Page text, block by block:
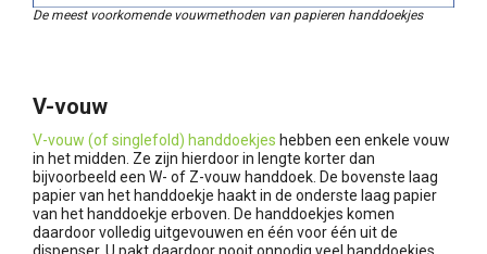
De meest voorkomende vouwmethoden van papieren handdoekjes
V-vouw
V-vouw (of singlefold) handdoekjes hebben een enkele vouw
in het midden. Ze zijn hierdoor in lengte korter dan
bijvoorbeeld een W- of Z-vouw handdoek. De bovenste laag
papier van het handdoekje haakt in de onderste laag papier
van het handdoekje erboven. De handdoekjes komen
daardoor volledig uitgevouwen en één voor één uit de